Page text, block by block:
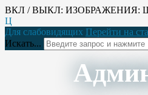
ВКЛ / ВЫКЛ: ИЗОБРАЖЕНИЯ:
Ц
Для слабовидящих Перейти на
Искать...